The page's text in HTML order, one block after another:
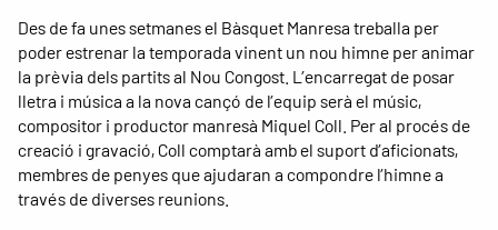
Des de fa unes setmanes el Bàsquet Manresa treballa per
poder estrenar la temporada vinent un nou himne per animar
la prèvia dels partits al Nou Congost. L’encarregat de posar
lletra i música a la nova cançó de l’equip serà el músic,
compositor i productor manresà Miquel Coll. Per al procés de
creació i gravació, Coll comptarà amb el suport d’aficionats,
membres de penyes que ajudaran a compondre l’himne a
través de diverses reunions.